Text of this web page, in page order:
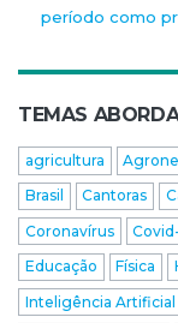
período como
TEMAS
agricultura
Brasil
Cantoras
Coronavírus
Educação
Física
Inteligência Artificial